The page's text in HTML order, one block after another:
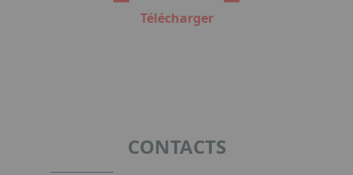
Télécharger
CONTACTS